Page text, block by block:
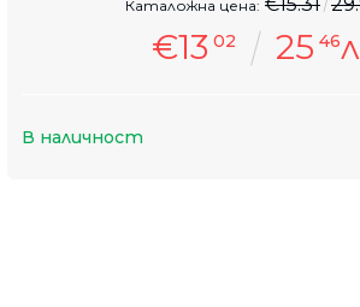
€13 02 25 46
Каталожна цена:
В наличност